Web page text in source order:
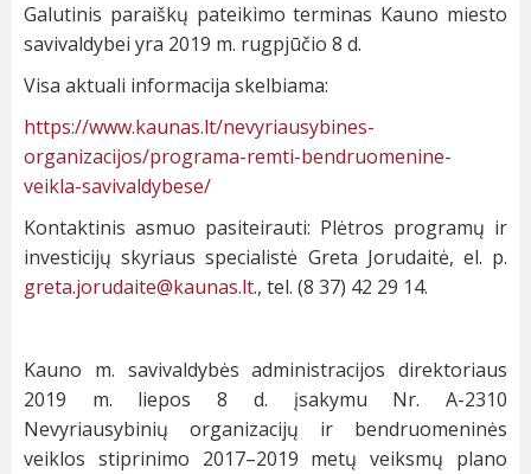
Galutinis paraiškų pateikimo terminas Kauno miesto
savivaldybei yra 2019 m. rugpjūčio 8 d.
Visa aktuali informacija skelbiama:
https://www.kaunas.lt/nevyriausybines-
organizacijos/programa-remti-bendruomenine-
veikla-savivaldybese/
Kontaktinis asmuo pasiteirauti: Plėtros programų ir
investicijų skyriaus specialistė Greta Jorudaitė, el. p.
greta.jorudaite@kaunas.lt., tel. (8 37) 42 29 14.
Kauno m. savivaldybės administracijos direktoriaus
2019 m. liepos 8 d. įsakymu Nr. A-2310
Nevyriausybinių organizacijų ir bendruomeninės
veiklos stiprinimo 2017–2019 metų veiksmų plano